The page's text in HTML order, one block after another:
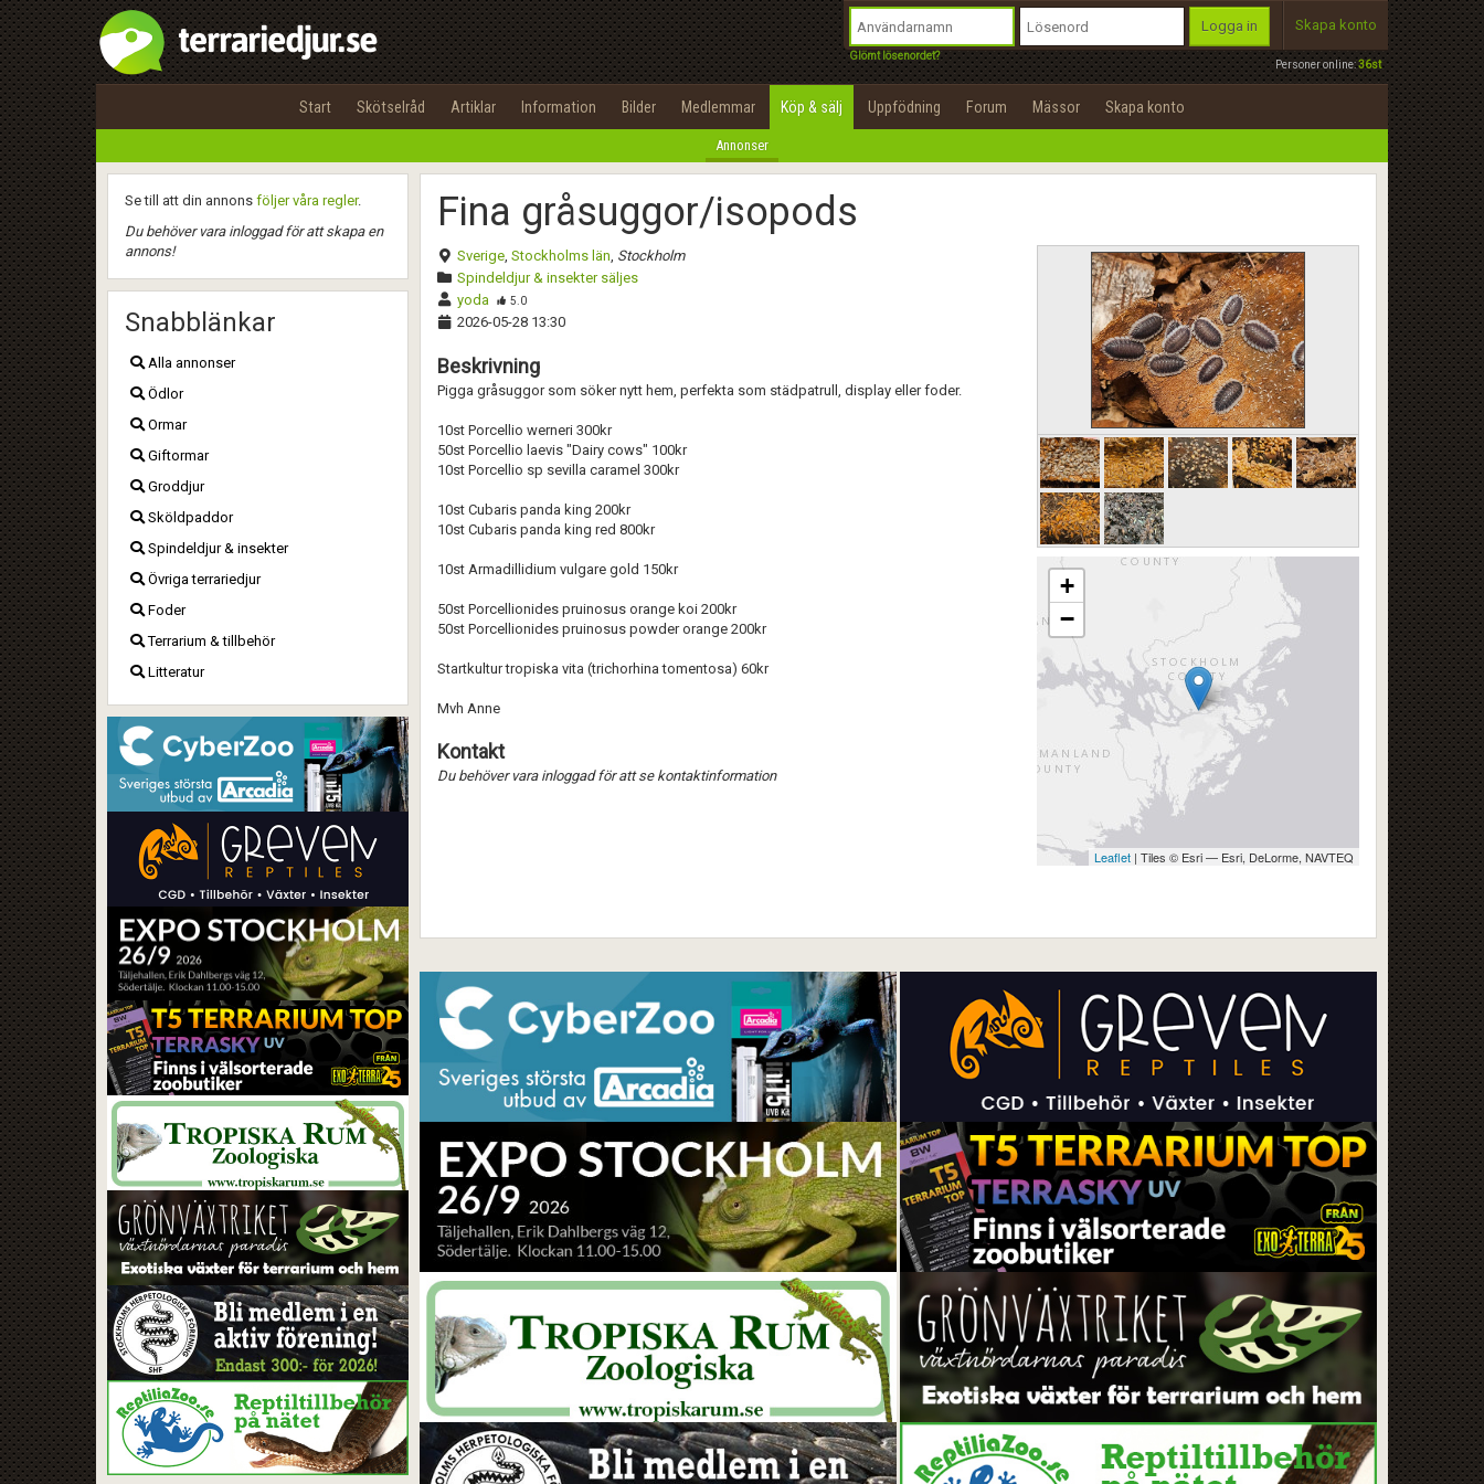
Personer online:36st
Logga in
Glömt lösenordet?
Skapa konto
Start Skötselråd Artiklar Information Bilder Medlemmar Köp & sälj Uppfödning Forum Mässor Skapa konto
Annonser
Se till att din annons följer våra regler.
Du behöver vara inloggad för att skapa en
annons!
Snabblänkar
Alla annonser
Ödlor
Ormar
Giftormar
Groddjur
Sköldpaddor
Spindeldjur & insekter
Övriga terrariedjur
Foder
Terrarium & tillbehör
Litteratur
Fina gråsuggor/isopods
+
−
Leaflet | Tiles © Esri — Esri, DeLorme, NAVTEQ
Sverige, Stockholms län, Stockholm
Spindeldjur & insekter säljes
yoda
5.0
2026-05-28 13:30
Beskrivning
Pigga gråsuggor som söker nytt hem, perfekta som städpatrull, display eller foder.
10st Porcellio werneri 300kr
50st Porcellio laevis "Dairy cows" 100kr
10st Porcellio sp sevilla caramel 300kr
10st Cubaris panda king 200kr
10st Cubaris panda king red 800kr
10st Armadillidium vulgare gold 150kr
50st Porcellionides pruinosus orange koi 200kr
50st Porcellionides pruinosus powder orange 200kr
Startkultur tropiska vita (trichorhina tomentosa) 60kr
Mvh Anne
Kontakt
Du behöver vara inloggad för att se kontaktinformation
Namn:
Beskrivning:
Aktivera annons
Alla Positiva Negativa
Spara
Utför
100%
OK
integritetspolicy
Namn:
Epost:
Lösenord:
Terms of Service
Begär nytt lösenord
Tillbaka till förstasidan